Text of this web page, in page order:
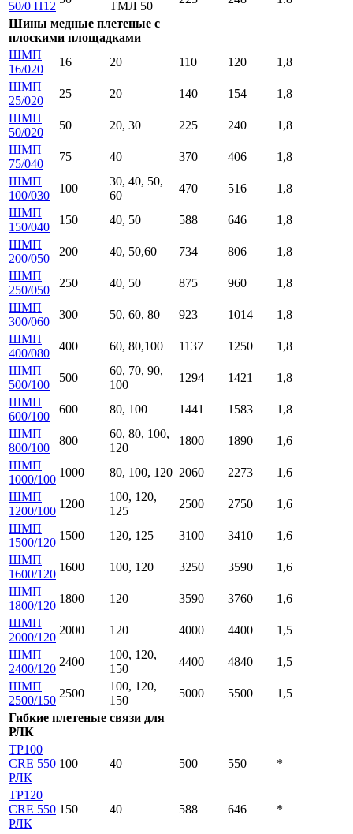
50/0 H12 ТМЛ 50
Шины медные плетеные с
плоскими площадками
ШМП
16/020
16 20 110 120
1,8
ШМП
25/020
25 20 140 154
1,8
ШМП
50/020
50 20, 30 225 240
1,8
ШМП
75/040
75 40 370 406
1,8
ШМП
100/030
100
30, 40, 50,
60
470 516
1,8
ШМП
150/040
150 40, 50 588 646
1,8
ШМП
200/050
200 40, 50,60 734 806
1,8
ШМП
250/050
250 40, 50 875 960
1,8
ШМП
300/060
300 50, 60, 80 923 1014
1,8
ШМП
400/080
400 60, 80,100 1137 1250
1,8
ШМП
500/100
500
60, 70, 90,
100
1294 1421
1,8
ШМП
600/100
600 80, 100 1441 1583
1,8
ШМП
800/100
800
60, 80, 100,
120
1800 1890
1,6
ШМП
1000/100
1000 80, 100, 120 2060 2273
1,6
ШМП
1200/100
1200
100, 120,
125
2500 2750
1,6
ШМП
1500/120
1500 120, 125 3100 3410
1,6
ШМП
1600/120
1600 100, 120 3250 3590
1,6
ШМП
1800/120
1800 120 3590 3760
1,6
ШМП
2000/120
2000 120 4000 4400
1,5
ШМП
2400/120
2400
100, 120,
150
4400 4840
1,5
ШМП
2500/150
2500
100, 120,
150
5000 5500
1,5
Гибкие плетеные связи для
РЛК
ТР100
CRE 550
РЛК
100 40 500 550 *
ТР120
CRE 550
РЛК
150 40 588 646 *